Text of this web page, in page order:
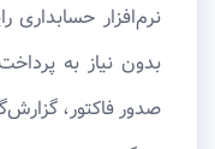
نرم‌افزار حسابداری
بدون نیاز به
صدور فاکتور،